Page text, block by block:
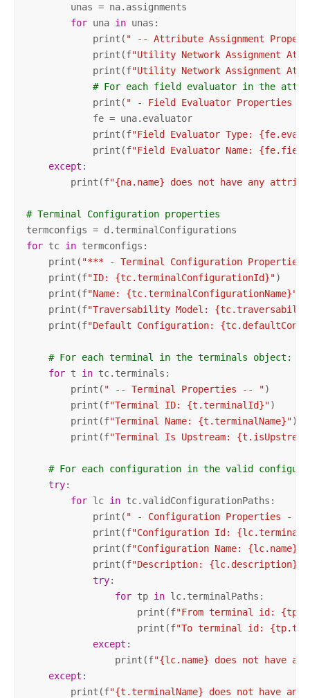
        unas = na.assignments
for una in unas:
            print(
" -- Attribute Assignment
            print(f
"Utility Network Assignment
            print(f
"Utility Network Assignment
# For each field evaluator in the
            print(
" - Field Evaluator Properties -
            fe = una.evaluator
            print(f
"Field Evaluator Type:
            print(f
"Field Evaluator Name:
except :
        print(f
"{na.name} does not have any
# Terminal Configuration properties
for tc in termconfigs:
    print(
"*** - Terminal Configuration
    print(f
"ID: {tc.terminalConfigurationId}")
    print(f
"Name: {tc.terminalConfigurationName}"
    print(f
"Traversability Model:
    print(f
"Default Configuration:
# For each terminal in the terminals object:
for t in tc.terminals:
        print(
" -- Terminal Properties -- ")
        print(f
"Terminal ID: {t.terminalId}")
        print(f
"Terminal Name: {t.terminalName}")
        print(f
"Terminal Is Upstream:
# For each configuration in the valid
try:
for lc in tc.validConfigurationPaths:
            print(
" - Configuration Properties - "
            print(f
"Configuration Id:
            print(f
"Configuration Name: {lc.name}"
            print(f
"Description: {lc.description}
try:
for tp in lc.terminalPaths:
                    print(f
"From terminal id:
                    print(f
"To terminal id:
except :
                print(f
"{lc.name} does not have
except :
        print(f
"{t.terminalName} does not have